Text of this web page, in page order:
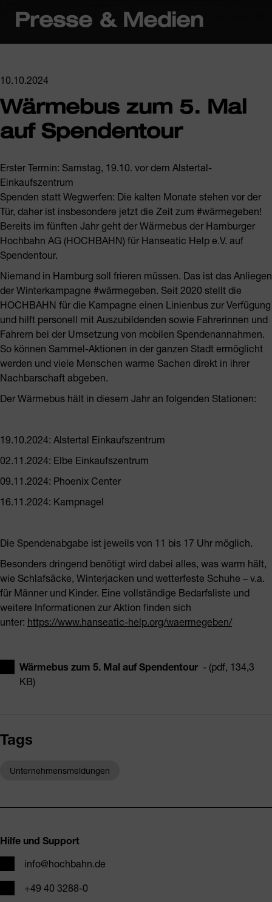
Presse & Medien
10.10.2024
Wärmebus zum 5. Mal
auf Spendentour
Erster Termin: Samstag, 19.10. vor dem Alstertal-
Einkaufszentrum
Spenden statt Wegwerfen: Die kalten Monate stehen vor der
Tür, daher ist insbesondere jetzt die Zeit zum #wärmegeben!
Bereits im fünften Jahr geht der Wärmebus der Hamburger
Hochbahn AG (HOCHBAHN) für Hanseatic Help e.V. auf
Spendentour.
Niemand in Hamburg soll frieren müssen. Das ist das Anliegen
der Winterkampagne #wärmegeben. Seit 2020 stellt die
HOCHBAHN für die Kampagne einen Linienbus zur Verfügung
und hilft personell mit Auszubildenden sowie Fahrerinnen und
Fahrern bei der Umsetzung von mobilen Spendenannahmen.
So können Sammel-Aktionen in der ganzen Stadt ermöglicht
werden und viele Menschen warme Sachen direkt in ihrer
Nachbarschaft abgeben.
Der Wärmebus hält in diesem Jahr an folgenden Stationen:
19.10.2024: Alstertal Einkaufszentrum
02.11.2024: Elbe Einkaufszentrum
09.11.2024: Phoenix Center
16.11.2024: Kampnagel
Die Spendenabgabe ist jeweils von 11 bis 17 Uhr möglich.
Besonders dringend benötigt wird dabei alles, was warm hält,
wie Schlafsäcke, Winterjacken und wetterfeste Schuhe – v.a.
für Männer und Kinder. Eine vollständige Bedarfsliste und
weitere Informationen zur Aktion finden sich
unter: https://www.hanseatic-help.org/waermegeben/
Wärmebus zum 5. Mal auf Spendentour - (pdf, 134,3
KB)
Tags
Unternehmensmeldungen
Hilfe und Support
E-Mailinfo@hochbahn.de
Telefon+49 40 3288-0